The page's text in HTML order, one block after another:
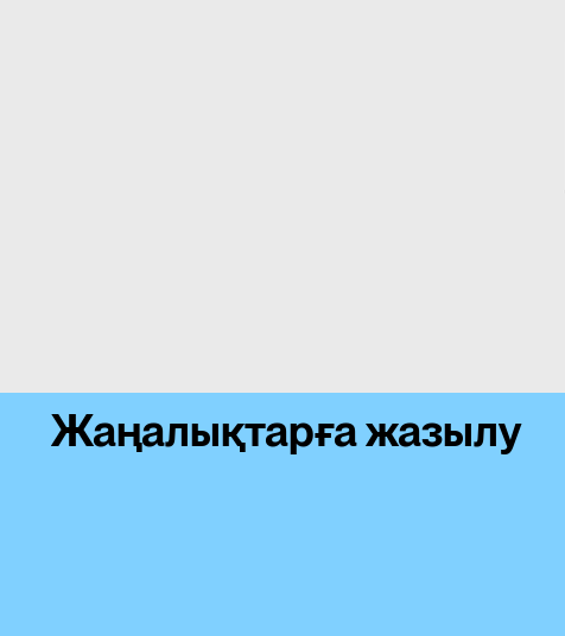
Жаңалықтарға жазылу